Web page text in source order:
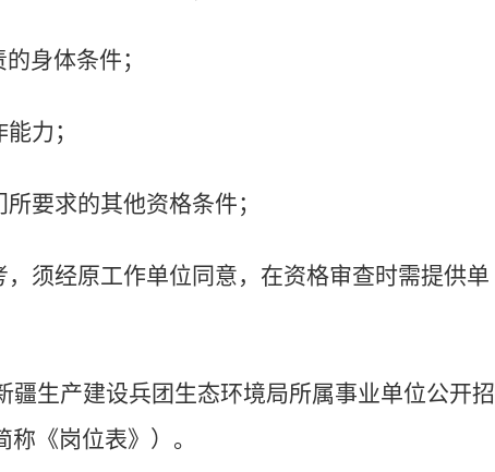
身体条件；
力；
要求的其他资格条件；
须经原工作单位同意，在资格审查时需提供单
疆生产建设兵团生态环境局所属事业单位公开招
称《岗位表》） 。